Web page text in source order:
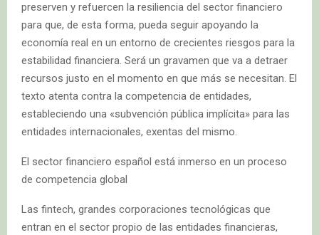
preserven y refuercen la resiliencia del sector financiero
para que, de esta forma, pueda seguir apoyando la
economía real en un entorno de crecientes riesgos para la
estabilidad financiera. Será un gravamen que va a detraer
recursos justo en el momento en que más se necesitan. El
texto atenta contra la competencia de entidades,
estableciendo una «subvención pública implícita» para las
entidades internacionales, exentas del mismo.
El sector financiero español está inmerso en un proceso
de competencia global
Las fintech, grandes corporaciones tecnológicas que
entran en el sector propio de las entidades financieras,